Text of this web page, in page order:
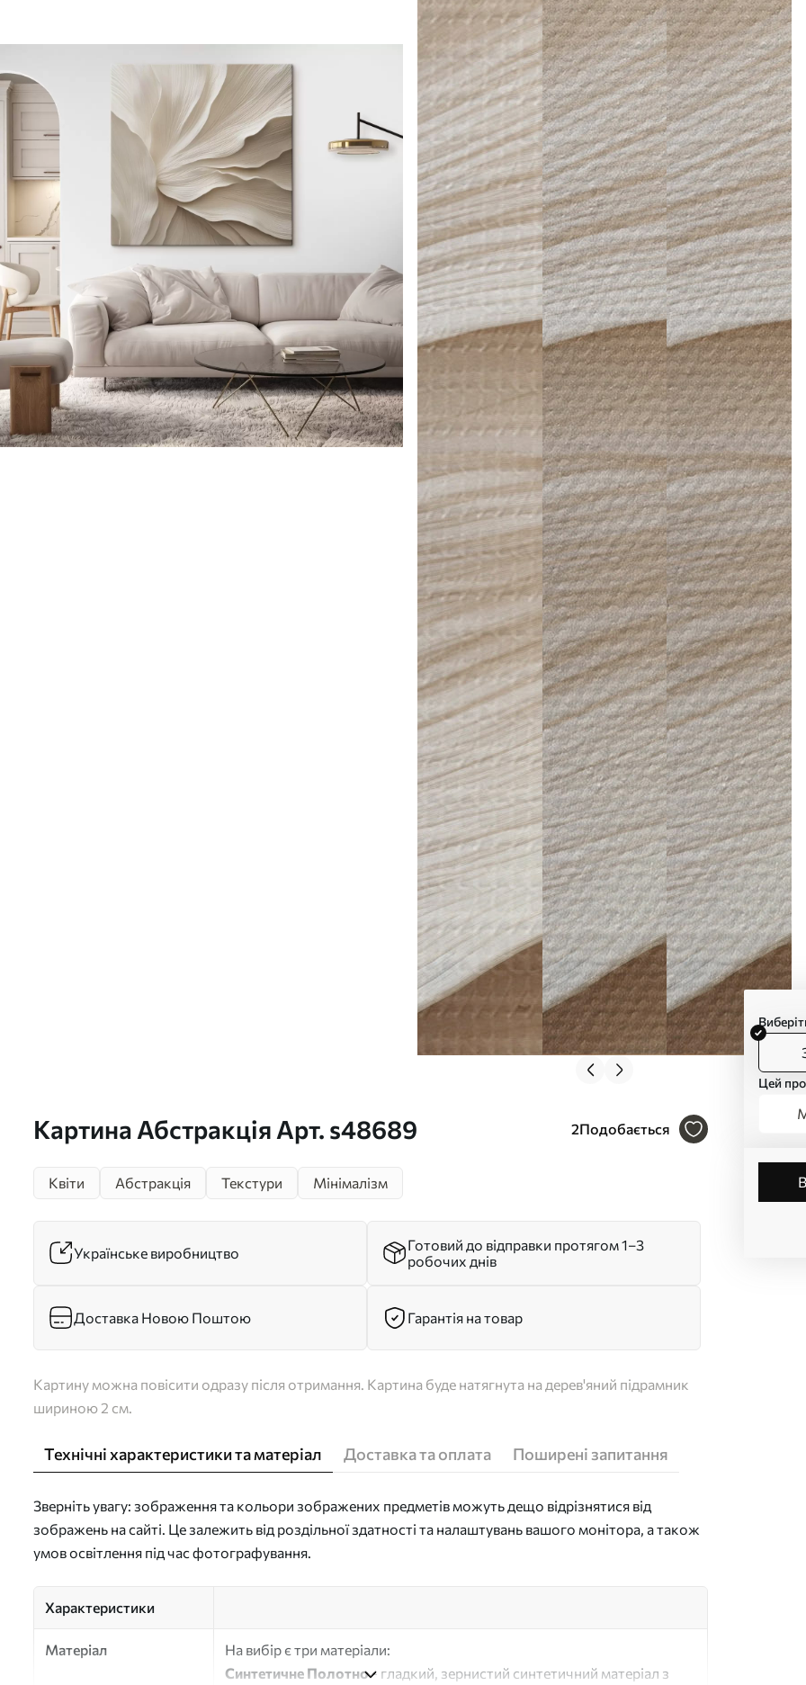
Картина Абстракція Арт. s48689 2Подобається
Цей
Квіти Абстракція Текстури Мінімалізм
Українське виробництво
Готовий до відправки протягом 1–3
робочих днів
Доставка Новою Поштою Гарантія на товар
Картину можна повісити одразу після отримання. Картина буде натягнута на дерев'яний підрамник
шириною 2 см.
Технічні характеристики та матеріал Доставка та оплата Поширені запитання
Зверніть увагу: зображення та кольори зображених предметів можуть дещо відрізнятися від
зображень на сайті. Це залежить від роздільної здатності та налаштувань вашого монітора, а також
умов освітлення під час фотографування.
Характеристики
Матеріал
На вибір є три матеріали:
Синтетичне Полотно- гладкий, зернистий синтетичний матеріал з